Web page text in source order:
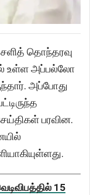
தொந்தரவு
உள்ள அப்பல்லோ
அப்போது
பரவின.
15